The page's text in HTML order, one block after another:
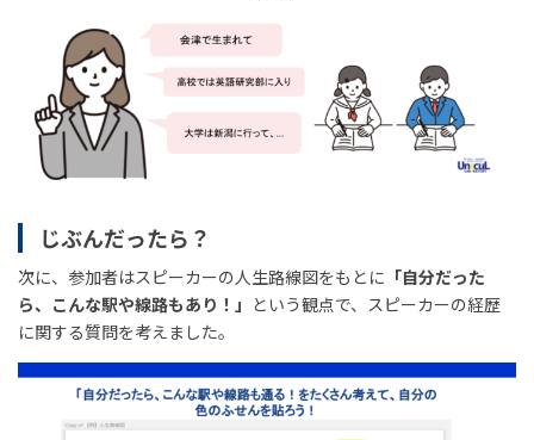
じぶんだったら？
次に、参加者はスピーカーの人生路線図をもとに 「自分だった
ら、こんな駅や線路もあり！」 という観点で、スピーカーの経歴
に関する質問を考えました。